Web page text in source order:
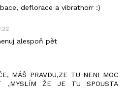
deflorace a vibrathorr :)
alespoň pět
MÁŠ PRAVDU,ZE TU NENI MOC
,MYSLÍM ŽE JE TU SPOUSTA